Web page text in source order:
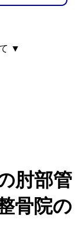
▼
肘部管
骨院の